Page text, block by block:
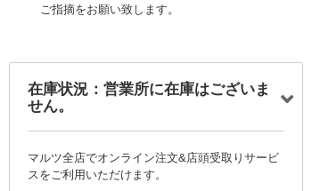
ご指摘をお願い致します。
在庫状況：営業所に在庫はございま
せん。
マルツ全店でオンライン注文&店頭受取りサービ
スをご利用いただけます。